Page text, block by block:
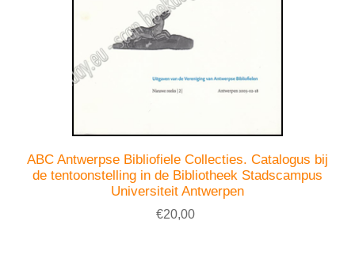
ABC Antwerpse Bibliofiele Collecties. Catalogus bij
de tentoonstelling in de Bibliotheek Stadscampus
Universiteit Antwerpen
€20,00